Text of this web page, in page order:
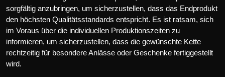
sorgfältig anzubringen, um sicherzustellen, dass das Endprodukt
den höchsten Qualitätsstandards entspricht. Es ist ratsam, sich
im Voraus über die individuellen Produktionszeiten zu
informieren, um sicherzustellen, dass die gewünschte Kette
rechtzeitig für besondere Anlässe oder Geschenke fertiggestellt
wird.